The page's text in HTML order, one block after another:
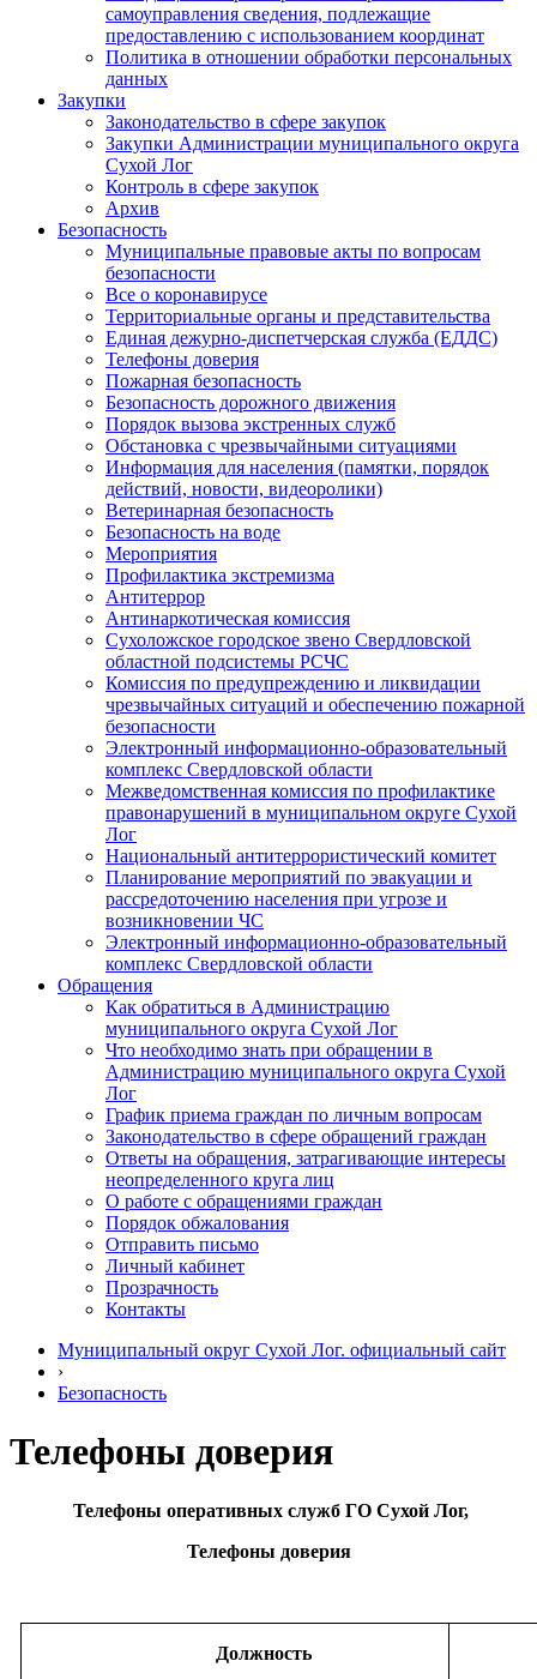
самоуправления сведения, подлежащие
предоставлению с использованием координат
Политика в отношении обработки персональных
данных
Закупки
Законодательство в сфере закупок
Закупки Администрации муниципального округа
Сухой Лог
Контроль в сфере закупок
Архив
Безопасность
Муниципальные правовые акты по вопросам
безопасности
Все о коронавирусе
Территориальные органы и представительства
Единая дежурно-диспетчерская служба (ЕДДС)
Телефоны доверия
Пожарная безопасность
Безопасность дорожного движения
Порядок вызова экстренных служб
Обстановка с чрезвычайными ситуациями
Информация для населения (памятки, порядок
действий, новости, видеоролики)
Ветеринарная безопасность
Безопасность на воде
Мероприятия
Профилактика экстремизма
Антитеррор
Антинаркотическая комиссия
Сухоложское городское звено Свердловской
областной подсистемы РСЧС
Комиссия по предупреждению и ликвидации
чрезвычайных ситуаций и обеспечению пожарной
безопасности
Электронный информационно-образовательный
комплекс Cвердловской области
Межведомственная комиссия по профилактике
правонарушений в муниципальном округе Сухой
Лог
Национальный антитеррористический комитет
Планирование мероприятий по эвакуации и
рассредоточению населения при угрозе и
возникновении ЧС
Электронный информационно-образовательный
комплекс Свердловской области
Обращения
Как обратиться в Администрацию
муниципального округа Сухой Лог
Что необходимо знать при обращении в
Администрацию муниципального округа Сухой
Лог
График приема граждан по личным вопросам
Законодательство в сфере обращений граждан
Ответы на обращения, затрагивающие интересы
неопределенного круга лиц
О работе с обращениями граждан
Порядок обжалования
Отправить письмо
Личный кабинет
Прозрачность
Контакты
Муниципальный округ Сухой Лог. официальный сайт
›
Безопасность
Телефоны доверия
Телефоны оперативных служб ГО Сухой Лог,
Телефоны доверия
Должность